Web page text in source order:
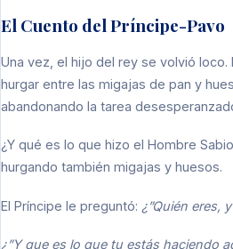
El Cuento del Príncipe-Pavo
Una vez, el hijo del rey se volvió
hurgar entre las migajas de pan y
abandonando la tarea
¿Y qué es lo que hizo el Hombre
hurgando también migajas y huesos.
El Príncipe le preguntó: ¿”Quién eres,
¿”Y que es lo que tu estás haciendo